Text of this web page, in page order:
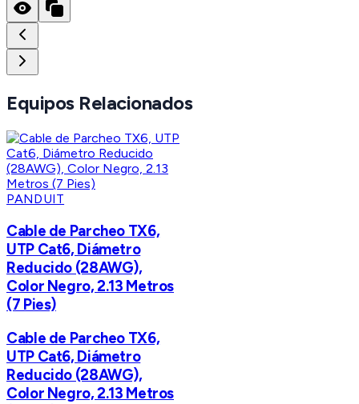
Equipos Relacionados
PANDUIT
Cable de Parcheo TX6,
UTP Cat6, Diámetro
Reducido (28AWG),
Color Negro, 2.13 Metros
(7 Pies)
Cable de Parcheo TX6,
UTP Cat6, Diámetro
Reducido (28AWG),
Color Negro, 2.13 Metros